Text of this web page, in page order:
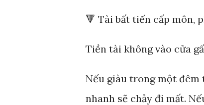
🔻 Tài bất tiến cấp môn,
Tiền tài không vào cửa
Nếu giàu trong một
nhanh sẽ chảy đi mất.